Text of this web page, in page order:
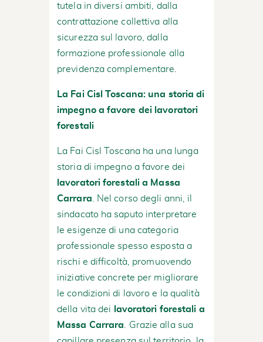
tutela in diversi ambiti, dalla
contrattazione collettiva alla
sicurezza sul lavoro, dalla
formazione professionale alla
previdenza complementare.
La Fai Cisl Toscana: una storia di
impegno a favore dei lavoratori
forestali
La Fai Cisl Toscana ha una lunga
storia di impegno a favore dei
lavoratori forestali a Massa
Carrara . Nel corso degli anni, il
sindacato ha saputo interpretare
le esigenze di una categoria
professionale spesso esposta a
rischi e difficoltà, promuovendo
iniziative concrete per migliorare
le condizioni di lavoro e la qualità
della vita dei
lavoratori forestali a
Massa Carrara . Grazie alla sua